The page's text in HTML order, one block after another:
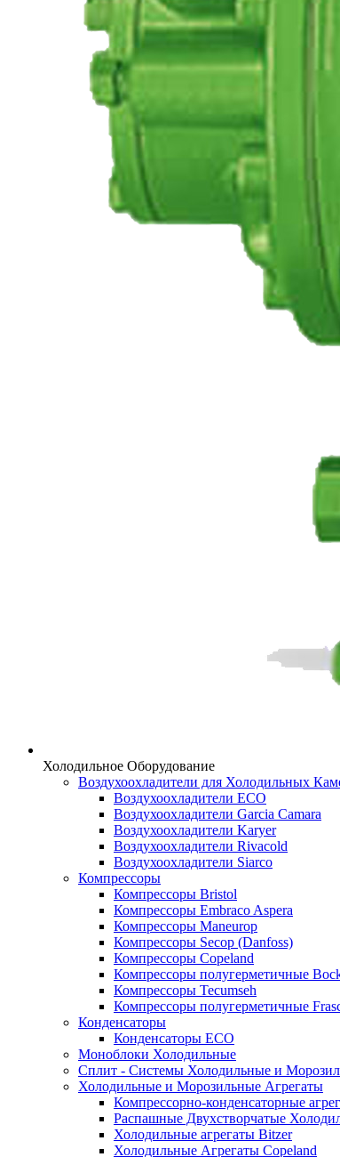
Холодильное Оборудование
Воздухоохладители для Холодильных
Воздухоохладители ECO
Воздухоохладители Garcia Camara
Воздухоохладители Karyer
Воздухоохладители Rivacold
Воздухоохладители Siarco
Компрессоры
Компрессоры Bristol
Компрессоры Embraco Aspera
Компрессоры Maneurop
Компрессоры Secop (Danfoss)
Компрессоры Copeland
Компрессоры полугерметичные
Компрессоры Tecumseh
Компрессоры полугерметичные
Конденсаторы
Конденсаторы ECO
Моноблоки Холодильные
Сплит - Системы Холодильные и
Холодильные и Морозильные Агрегаты
Компрессорно-конденсаторные
Распашные Двухстворчатые
Холодильные агрегаты Bitzer
Холодильные Агрегаты Copeland